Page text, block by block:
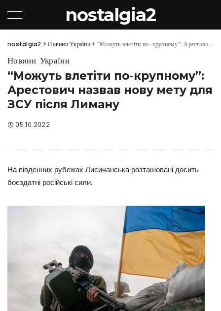
nostalgia2
nostalgia2 >Новини України> “Можуть влетіти по-крупному”: Арестович назвав нову мету для ЗСУ після Лиману
Новини України
“Можуть влетіти по-крупному”:
Арестович назвав нову мету для
ЗСУ після Лиману
05.10.2022
На південних рубежах Лисичанська розташовані досить
боєздатні російські сили.